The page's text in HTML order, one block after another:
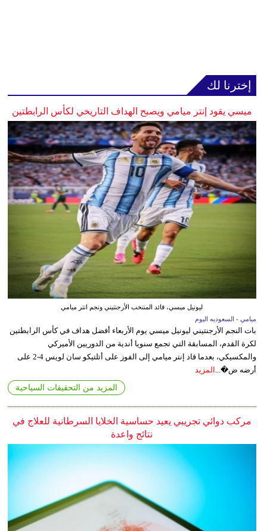
إخترنا لك
ميسي يقود إنتر ميامي ويصبح الهداف التاريخي لكأس الرابطتين
ليونيل ميسي، قائد المنتخب الأرجنتيني ونجم انتر ميامي
ميامي - السعوديه اليوم
بات النجم الأرجنتيني ليونيل ميسي يوم الأربعاء أفضل هداف في كأس الرابطتين
لكرة القدم، المسابقة التي تجمع سنويا أندية من الدوريين الأميركي
والمكسيكي، بعدما قاد إنتر ميامي إلى الفوز على أتلتيكو سان لويس 4-2 على
أرضه ض�...
المزيد
المزيد من التحقيقات السياحية
مركب دوائي تجريبي يعيد حساسية الخلايا السرطانية للعلاج في
نتائج واعدة